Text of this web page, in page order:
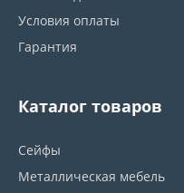
Условия оплаты
Гарантия
Каталог товаров
Сейфы
Металлическая мебель